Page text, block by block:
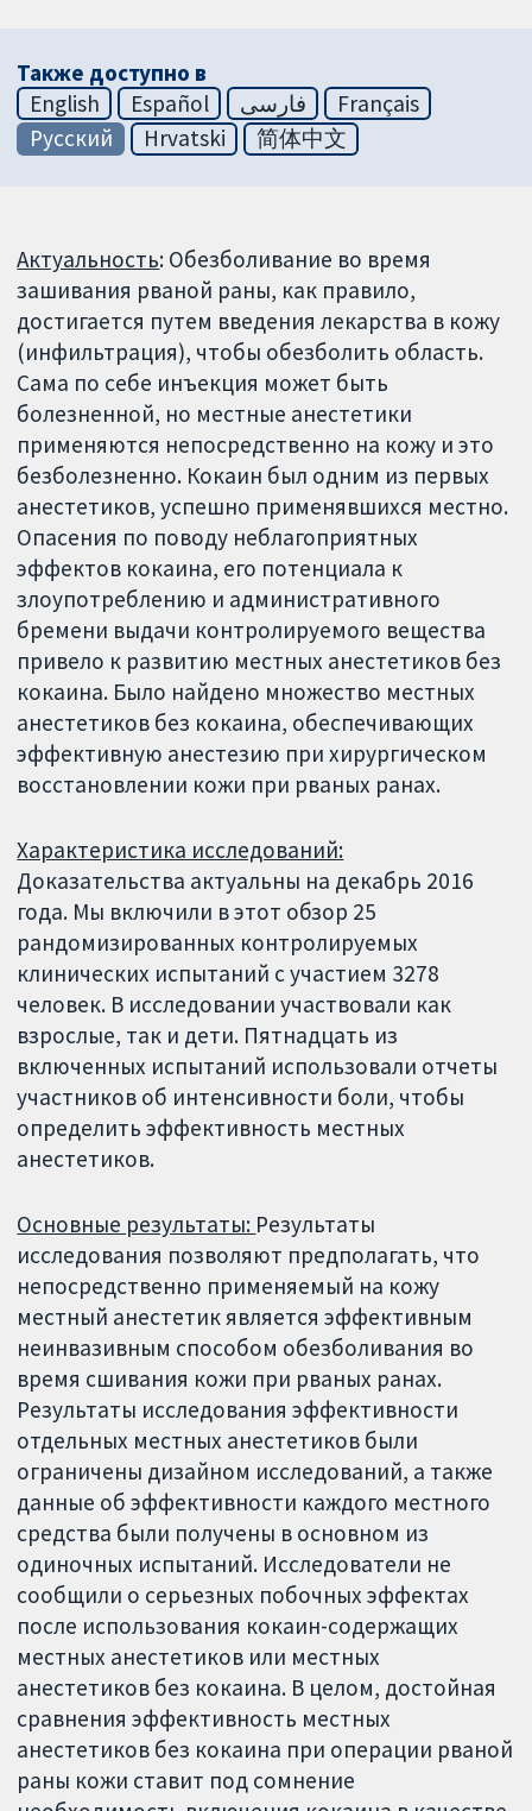
Также доступно в
English
Español فارسی
Français
Русский
Hrvatski 简体中文
Актуальность: Обезболивание во время
зашивания рваной раны, как правило,
достигается путем введения лекарства в кожу
(инфильтрация), чтобы обезболить область.
Сама по себе инъекция может быть
болезненной, но местные анестетики
применяются непосредственно на кожу и это
безболезненно. Кокаин был одним из первых
анестетиков, успешно применявшихся местно.
Опасения по поводу неблагоприятных
эффектов кокаина, его потенциала к
злоупотреблению и административного
бремени выдачи контролируемого вещества
привело к развитию местных анестетиков без
кокаина. Было найдено множество местных
анестетиков без кокаина, обеспечивающих
эффективную анестезию при хирургическом
восстановлении кожи при рваных ранах.
Характеристика исследований:
Доказательства актуальны на декабрь 2016
года. Мы включили в этот обзор 25
рандомизированных контролируемых
клинических испытаний с участием 3278
человек. В исследовании участвовали как
взрослые, так и дети. Пятнадцать из
включенных испытаний использовали отчеты
участников об интенсивности боли, чтобы
определить эффективность местных
анестетиков.
Основные результаты: Результаты
исследования позволяют предполагать, что
непосредственно применяемый на кожу
местный анестетик является эффективным
неинвазивным способом обезболивания во
время сшивания кожи при рваных ранах.
Результаты исследования эффективности
отдельных местных анестетиков были
ограничены дизайном исследований, а также
данные об эффективности каждого местного
средства были получены в основном из
одиночных испытаний. Исследователи не
сообщили о серьезных побочных эффектах
после использования кокаин-содержащих
местных анестетиков или местных
анестетиков без кокаина. В целом, достойная
сравнения эффективность местных
анестетиков без кокаина при операции рваной
раны кожи ставит под сомнение